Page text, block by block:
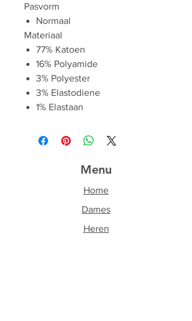
Pasvorm
Normaal
Materiaal
77% Katoen
16% Polyamide
3% Polyester
3% Elastodiene
1% Elastaan
Menu
Home
Dames
Heren